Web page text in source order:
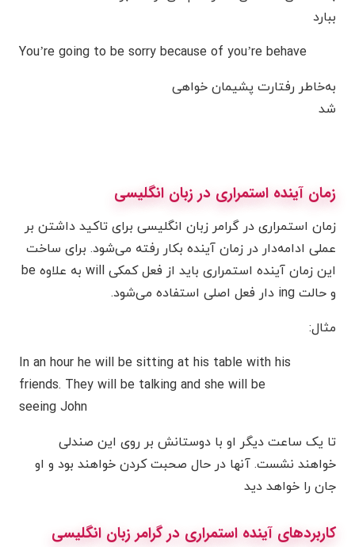
ببارد
You’re going to be sorry because of you’re behave
به‌خاطر رفتارت پشیمان خواهی
شد
زمان آینده استمراری در زبان انگلیسی
زمان استمراری در گرامر زبان انگلیسی برای تاکید داشتن بر
عملی ادامه‌دار در زمان آینده بکار رفته می‌شود. برای ساخت
این زمان آینده استمراری باید از فعل کمکی will به علاوه be
و حالت ing دار فعل اصلی استفاده می‌شود.
مثال:
In an hour he will be sitting at his table with his
friends. They will be talking and she will be
seeing John
تا یک ساعت دیگر او با دوستانش بر روی این صندلی
خواهند نشست. آنها در حال صحبت کردن خواهند بود و او
جان را خواهد دید
کاربردهای آینده استمراری در گرامر زبان انگلیسی